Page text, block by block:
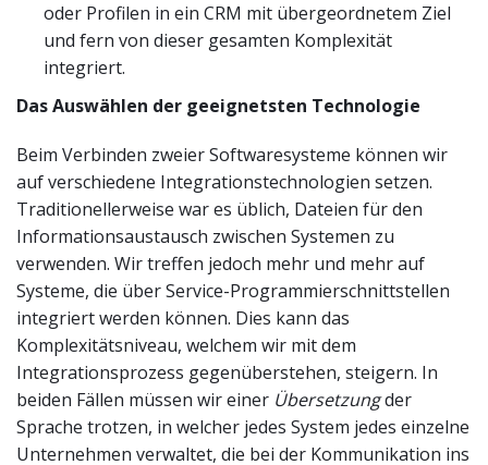
oder Profilen in ein CRM mit übergeordnetem Ziel
und fern von dieser gesamten Komplexität
integriert.
Das Auswählen der geeignetsten Technologie
Beim Verbinden zweier Softwaresysteme können wir
auf verschiedene Integrationstechnologien setzen.
Traditionellerweise war es üblich, Dateien für den
Informationsaustausch zwischen Systemen zu
verwenden. Wir treffen jedoch mehr und mehr auf
Systeme, die über Service-Programmierschnittstellen
integriert werden können. Dies kann das
Komplexitätsniveau, welchem wir mit dem
Integrationsprozess gegenüberstehen, steigern. In
beiden Fällen müssen wir einer Übersetzungder
Sprache trotzen, in welcher jedes System jedes einzelne
Unternehmen verwaltet, die bei der Kommunikation ins